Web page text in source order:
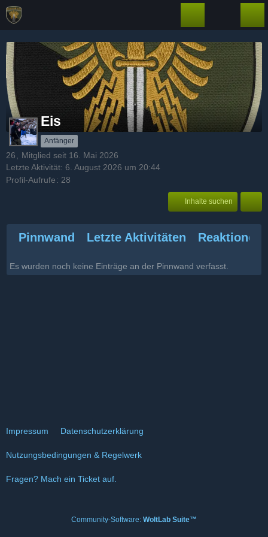
Eis
Anfänger
26
Mitglied seit 16. Mai 2026
Letzte Aktivität: 6. August 2026 um 20:44
Profil-Aufrufe
28
Inhalte suchen
Pinnwand Letzte Aktivitäten Reaktionen
Es wurden noch keine Einträge an der Pinnwand verfasst.
Impressum Datenschutzerklärung
Nutzungsbedingungen & Regelwerk
Fragen? Mach ein Ticket auf.
Community-Software: WoltLab Suite™